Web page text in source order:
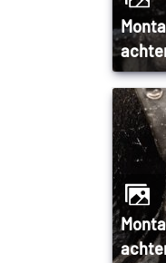
Montage nieuwe
Montage nieuwe